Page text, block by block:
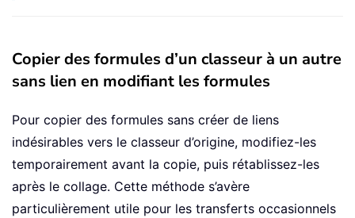
Copier des formules d’un classeur à un autre
sans lien en modifiant les formules
Pour copier des formules sans créer de liens
indésirables vers le classeur d’origine, modifiez-les
temporairement avant la copie, puis rétablissez-les
après le collage. Cette méthode s’avère
particulièrement utile pour les transferts occasionnels